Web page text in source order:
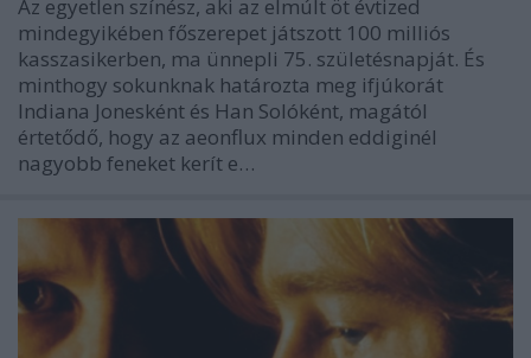
Az egyetlen színész, aki az elmúlt öt évtized
mindegyikében főszerepet játszott 100 milliós
kasszasikerben, ma ünnepli 75. születésnapját. És
minthogy sokunknak határozta meg ifjúkorát
Indiana Jonesként és Han Solóként, magától
értetődő, hogy az aeonflux minden eddiginél
nagyobb feneket kerít e…